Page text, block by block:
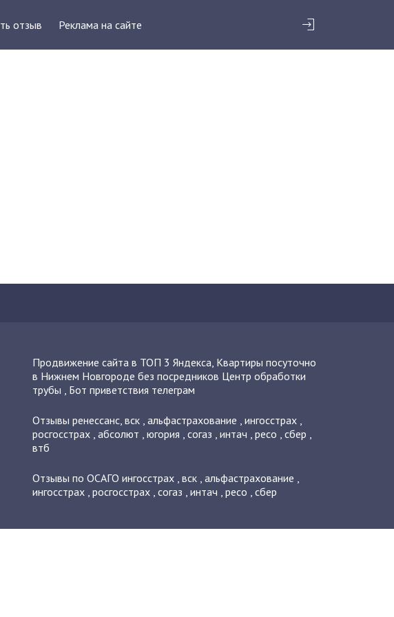
отзыв Реклама на сайте
Продвижение сайта в ТОП 3 Яндекса, Квартиры посуточно
в Нижнем Новгороде без посредников Центр обработки
трубы , Бот приветствия телеграм
Отзывы ренессанс, вск, альфастрахование , ингосстрах,
росгосстрах, абсолют , югория , согаз , интач , ресо , сбер ,
втб
Отзывы по ОСАГО ингосстрах, вск, альфастрахование ,
ингосстрах, росгосстрах, согаз , интач , ресо , сбер